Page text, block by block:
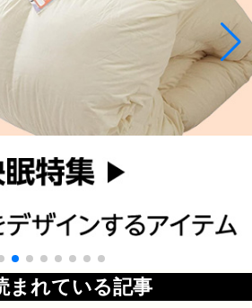
まれている記事